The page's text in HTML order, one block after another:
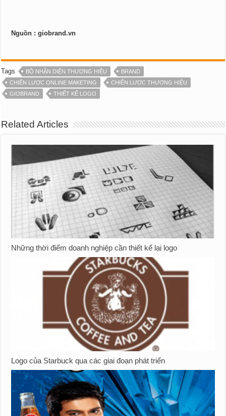
Nguồn : giobrand.vn
Tags BỘ NHẬN DIỆN THƯƠNG HIỆU
BRAND
CHIẾN LƯỢC ONLINE MAKETING
CHIẾN LƯỢC THƯƠNG HIỆU
GIOBRAND
THIẾT KẾ LOGO
Related Articles
Những thời điểm doanh nghiệp cần thiết kế lại logo
Logo của Starbuck qua các giai đoạn phát triển